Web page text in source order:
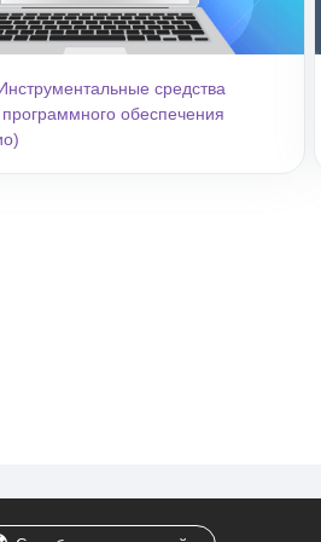
средства
программного обеспечения